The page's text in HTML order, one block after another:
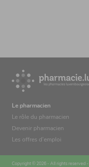
Le pharmacien
Le rôle du pharmacien
Devenir pharmacien
Les offres d’emploi
Copyright © 2026 - All rights reserved -